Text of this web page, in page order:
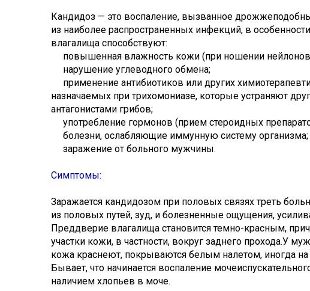
Кандидоз — это воспаление, вызванное
из наиболее распространенных инфекций, в
влагалища способствуют:
повышенная влажность кожи (при ношении
нарушение углеводного обмена;
применение антибиотиков или других
назначаемых при трихомониазе, которые
антагонистами грибов;
употребление гормонов (прием стероидных
болезни, ослабляющие иммунную систему организма;
заражение от больного мужчины.
Симптомы:
Заражается кандидозом при половых связях треть
из половых путей, зуд, и болезненные ощущения,
Преддверие влагалища становится темно-красным,
участки кожи, в частности, вокруг заднего прохода.У
кожа краснеют, покрываются белым налетом, иногда
Бывает, что начинается воспаление
наличием хлопьев в моче.